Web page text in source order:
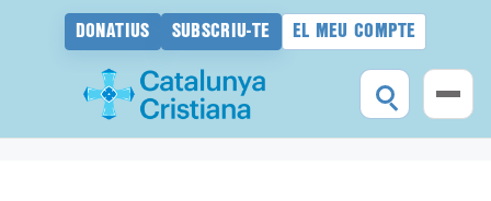
DONATIUS SUBSCRIU-TE EL MEU COMPTE